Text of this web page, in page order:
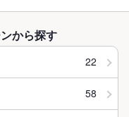
から探す
22
58